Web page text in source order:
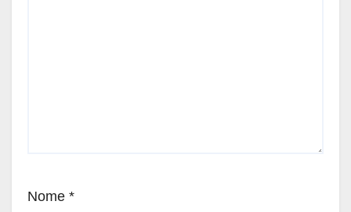
Nome *